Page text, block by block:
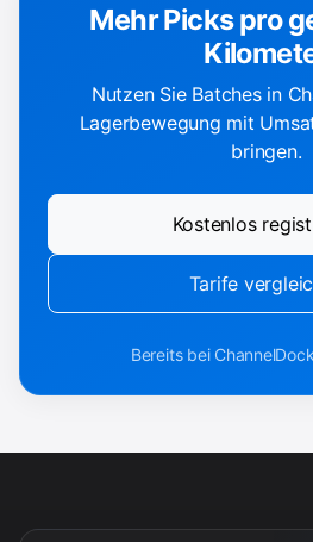
Mehr Picks pro
Nutzen Sie Batches in
Lagerbewegung mit
bringen.
Kostenlos
Tarife
Bereits bei